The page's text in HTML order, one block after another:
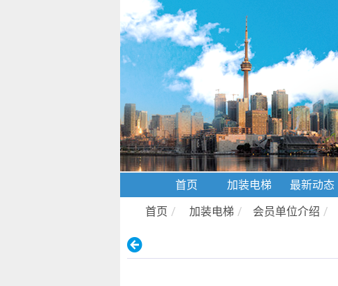
首页 加装电梯 最新动态
首页 / 加装电梯 / 会员单位介绍 /